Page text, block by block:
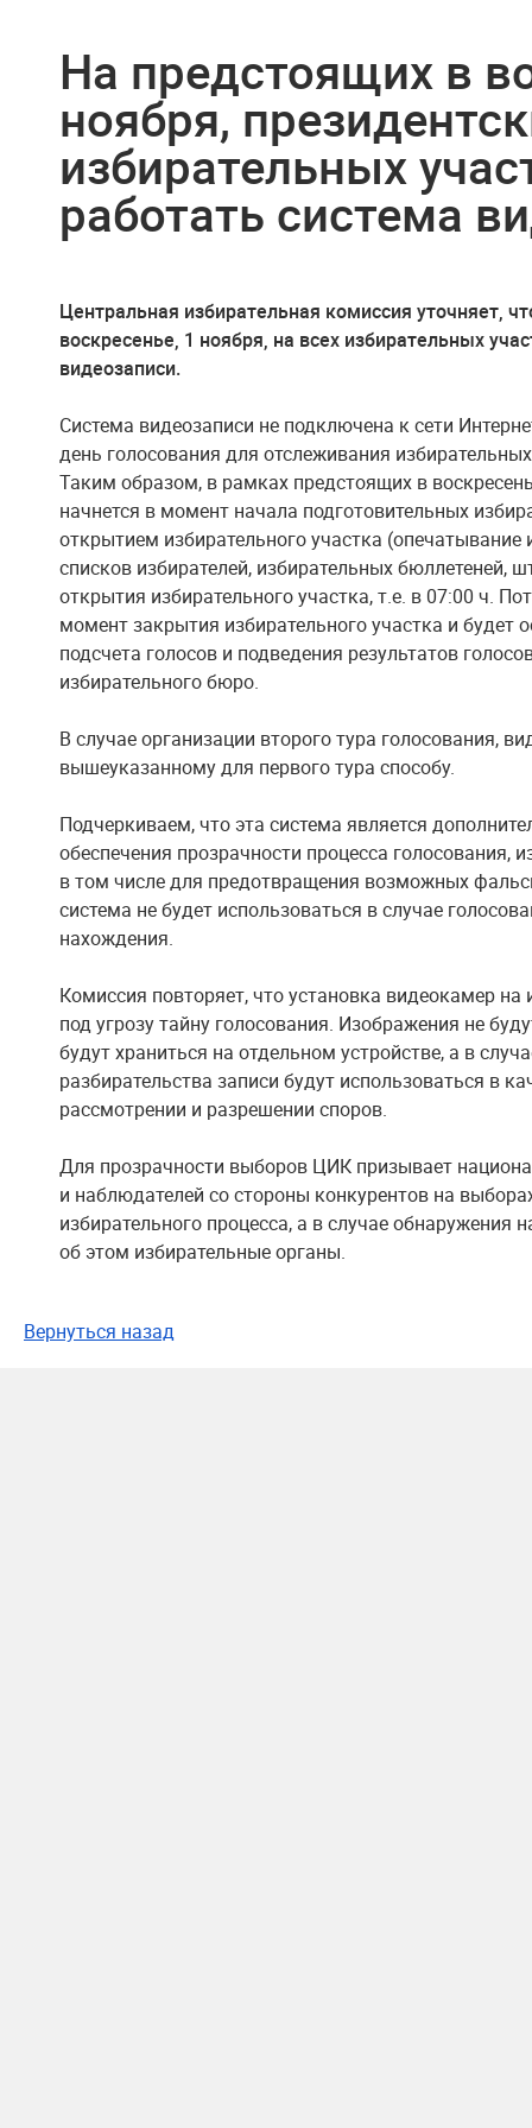
На предстоящих в
ноября,
избирательных
работать система
Центральная избирательная комиссия уточняет,
воскресенье, 1 ноября, на всех избирательных
видеозаписи.
Система видеозаписи не подключена к сети
день голосования для отслеживания
Таким образом, в рамках предстоящих в
начнется в момент начала подготовительных
открытием избирательного участка
списков избирателей, избирательных бюллетеней,
открытия избирательного участка, т.е. в 07:00 ч.
момент закрытия избирательного участка и будет
подсчета голосов и подведения результатов
избирательного бюро.
В случае организации второго тура голосования,
вышеуказанному для первого тура способу.
Подчеркиваем, что эта система является
обеспечения прозрачности процесса голосования,
в том числе для предотвращения возможных
система не будет использоваться в случае
нахождения.
Комиссия повторяет, что установка видеокамер на
под угрозу тайну голосования. Изображения не
будут храниться на отдельном устройстве, а в
разбирательства записи будут использоваться в
рассмотрении и разрешении споров.
Для прозрачности выборов ЦИК призывает
и наблюдателей со стороны конкурентов на
избирательного процесса, а в случае
об этом избирательные органы.
Вернуться назад